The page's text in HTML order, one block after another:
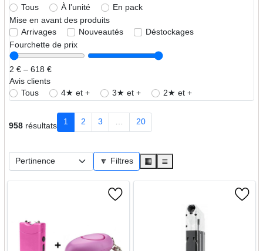
Tous
À l’unité
En pack
Mise en avant des produits
Arrivages
Nouveautés
Déstockages
Fourchette de prix
2 € – 618 €
Avis clients
Tous
4★ et + 3★ et + 2★ et +
958résultats 1 2 3 … 20
🔽 Filtres ▦ ≣